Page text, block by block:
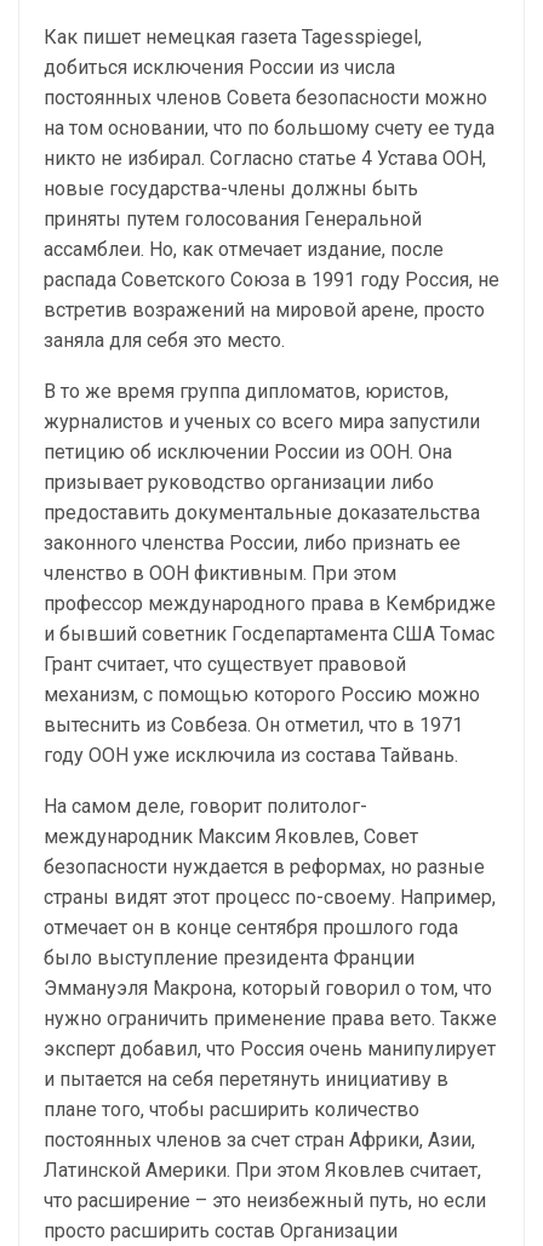
Как пишет немецкая газета Tagesspiegel,
добиться исключения России из числа
постоянных членов Совета безопасности можно
на том основании, что по большому счету ее туда
никто не избирал. Согласно статье 4 Устава ООН,
новые государства-члены должны быть
приняты путем голосования Генеральной
ассамблеи. Но, как отмечает издание, после
распада Советского Союза в 1991 году Россия, не
встретив возражений на мировой арене, просто
заняла для себя это место.
В то же время группа дипломатов, юристов,
журналистов и ученых со всего мира запустили
петицию об исключении России из ООН. Она
призывает руководство организации либо
предоставить документальные доказательства
законного членства России, либо признать ее
членство в ООН фиктивным. При этом
профессор международного права в Кембридже
и бывший советник Госдепартамента США Томас
Грант считает, что существует правовой
механизм, с помощью которого Россию можно
вытеснить из Совбеза. Он отметил, что в 1971
году ООН уже исключила из состава Тайвань.
На самом деле, говорит политолог-
международник Максим Яковлев, Совет
безопасности нуждается в реформах, но разные
страны видят этот процесс по-своему. Например,
отмечает он в конце сентября прошлого года
было выступление президента Франции
Эммануэля Макрона, который говорил о том, что
нужно ограничить применение права вето. Также
эксперт добавил, что Россия очень манипулирует
и пытается на себя перетянуть инициативу в
плане того, чтобы расширить количество
постоянных членов за счет стран Африки, Азии,
Латинской Америки. При этом Яковлев считает,
что расширение – это неизбежный путь, но если
просто расширить состав Организации